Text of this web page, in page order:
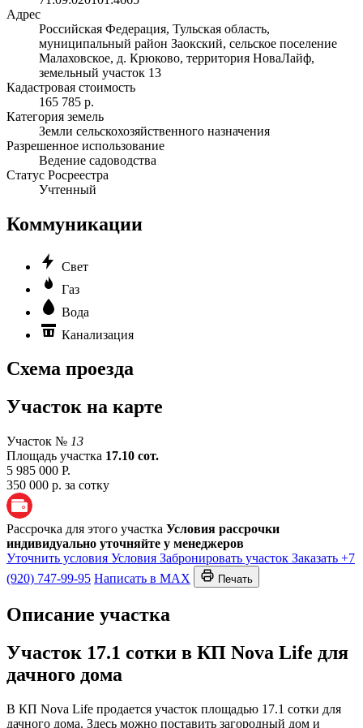
Адрес
Российская Федерация, Тульская область,
муниципальный район Заокский, сельское поселение
Малаховское, д. Крюково, территория НоваЛайф,
земельный участок 13
Кадастровая стоимость
165 785 р.
Категория земель
Земли сельскохозяйственного назначения
Разрешенное использование
Ведение садоводства
Статус Росреестра
Учтенный
Коммуникации
Свет
Газ
Вода
Канализация
Схема проезда
Участок на карте
Участок № 13
Площадь участка 17.10 сот.
5 985 000 Р.
350 000 р. за сотку
Рассрочка для этого участка Условия рассрочки
индивидуально уточняйте у менеджеров
Уточнить условия Условия Забронировать участок Заказать +7
(920) 747-99-95 Написать в MAX Печать
Описание участка
Участок 17.1 сотки в КП Nova Life для
дачного дома
В КП Nova Life продается участок площадью 17.1 сотки для
дачного дома. Здесь можно поставить загородный дом и